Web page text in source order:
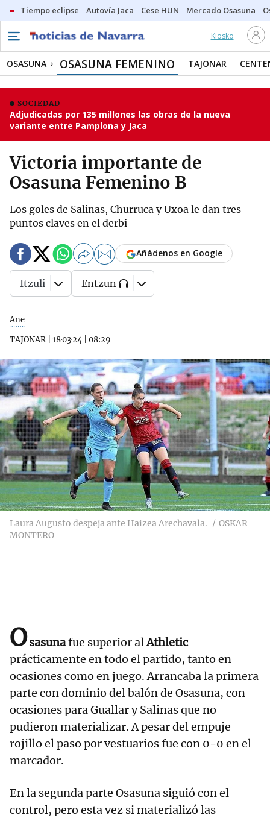
Tiempo eclipse Autovía Jaca Cese HUN Mercado Osasuna
Kiosko
OSASUNA OSASUNA FEMENINO TAJONAR
SOCIEDAD
Adjudicadas por 135 millones las obras de la nueva
variante entre Pamplona y Jaca
Victoria importante de
Osasuna Femenino B
Los goles de Salinas, Churruca y Uxoa le dan tres
puntos claves en el derbi
Ane
TAJONAR| 18·03·24 08:29
Añádenos en Google
Itzuli Entzun
Laura Augusto despeja ante Haizea Arechavala.
OSKAR
MONTERO
Osasunafue superior alAthletic
prácticamente en todo el partido, tanto en
ocasiones como en juego. Arrancaba la primera
parte con dominio del balón de Osasuna, con
ocasiones para Guallar y Salinas que no
pudieron materializar. A pesar del empuje
rojillo el paso por vestuarios fue con 0-0 en el
marcador.
En la segunda parte Osasuna siguió con el
control, pero esta vez si materializó las